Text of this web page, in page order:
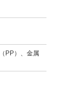
PP）、金属